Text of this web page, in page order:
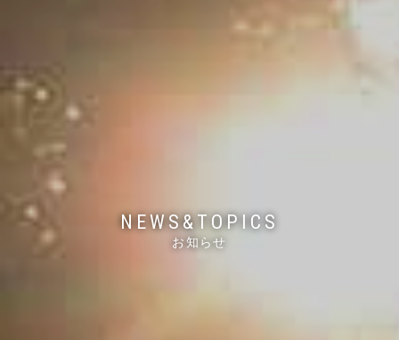
NEWS&TOPICS
お知らせ